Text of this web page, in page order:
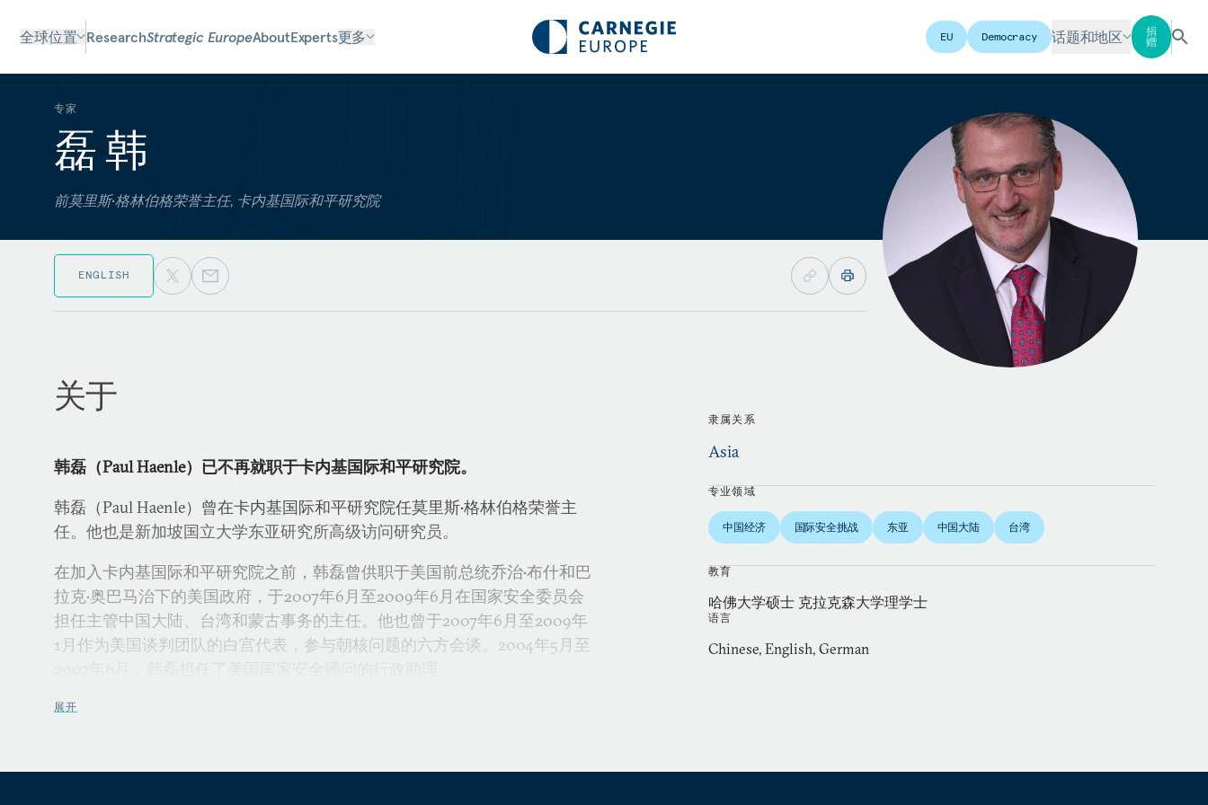
全球位置 ResearchStrategic EuropeAboutExperts更多 EU Democracy 话题和地区
捐
赠
专家
磊 韩
前莫里斯•格林伯格荣誉主任, 卡内基国际和平研究院
ENGLISH
关于
韩磊（Paul Haenle）已不再就职于卡内基国际和平研究院。
韩磊（Paul Haenle）曾在卡内基国际和平研究院任莫里斯•格林伯格荣誉主
任。他也是新加坡国立大学东亚研究所高级访问研究员。
在加入卡内基国际和平研究院之前，韩磊曾供职于美国前总统乔治•布什和巴
拉克•奥巴马治下的美国政府，于2007年6月至2009年6月在国家安全委员会
担任主管中国大陆、台湾和蒙古事务的主任。他也曾于2007年6月至2009年
1月作为美国谈判团队的白宫代表，参与朝核问题的六方会谈。2004年5月至
韩磊在美国陆军接受训练，成为了一位中国外交领域的外交官。他曾两次被
展开
隶属关系
Asia
专业领域
中国经济 国际安全挑战 东亚 中国大陆 台湾
教育
哈佛大学硕士 克拉克森大学理学士
语言
Chinese, English, German